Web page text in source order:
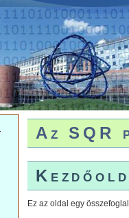
Az SQR
Ez az oldal egy